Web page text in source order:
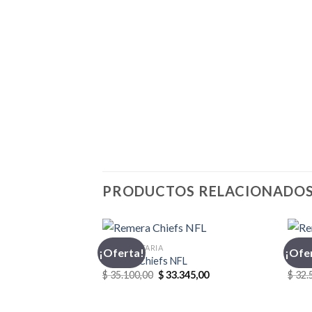
PRODUCTOS RELACIONADOS
¡Oferta!
INDUMENTARIA
Remera Chiefs NFL
$35.100,00 El
precio
$33.345,00El
$